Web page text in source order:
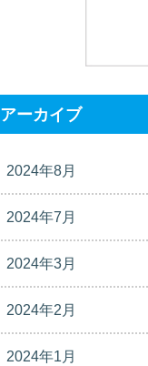
アーカイブ
2024年8月
2024年7月
2024年3月
2024年2月
2024年1月